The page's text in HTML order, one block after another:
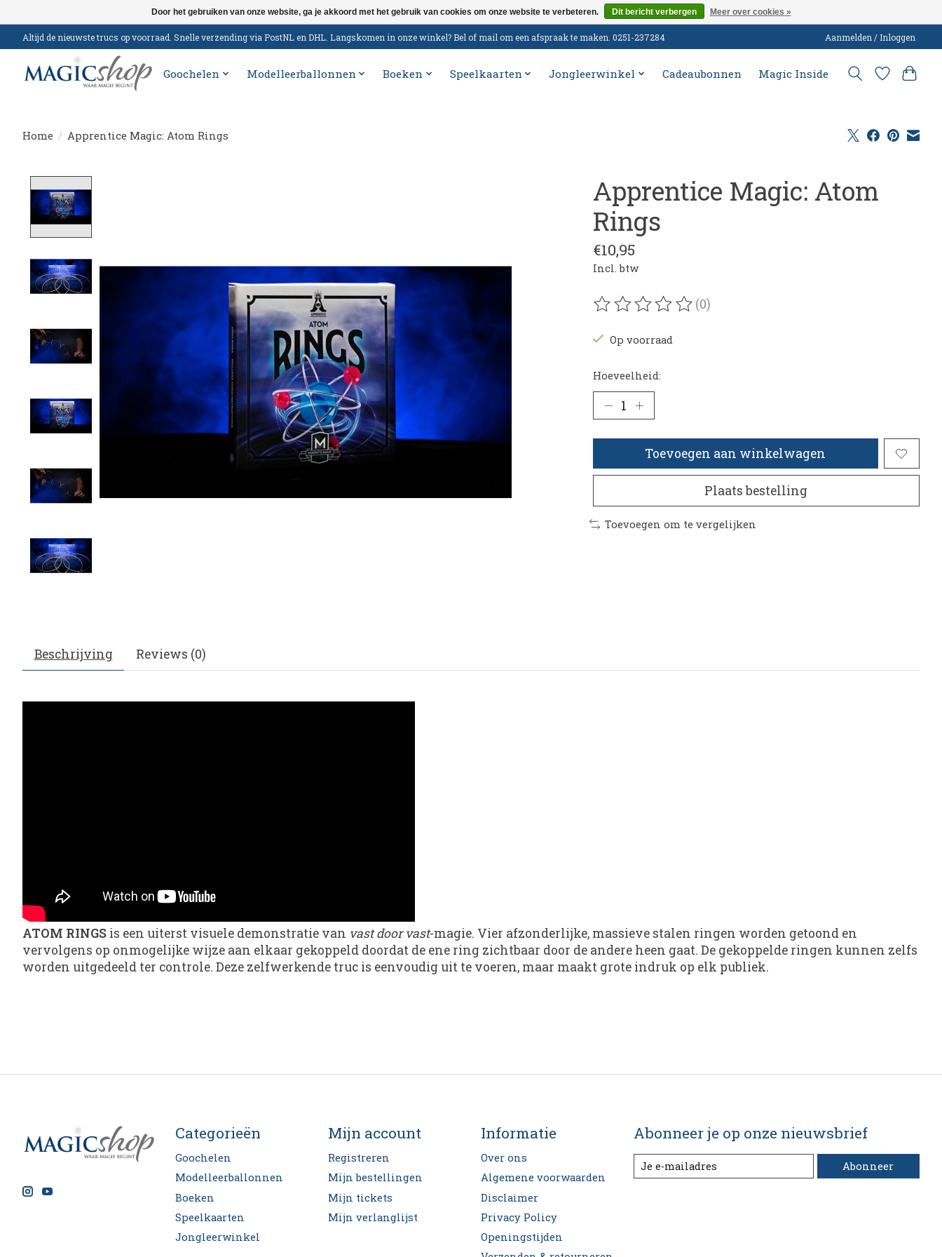
Altijd de nieuwste trucs op voorraad. Snelle verzending via PostNL en DHL. Langskomen in onze winkel? Bel of mail om een afspraak te maken. 0251-237284 Aanmelden / Inloggen
Goochelen Modelleerballonnen Boeken Speelkaarten Jongleerwinkel Cadeaubonnen Magic Inside
Home / Apprentice Magic: Atom Rings
Apprentice Magic: Atom
Rings
€10,95
Incl. btw
De beoordeling van dit product is
(0)
Op voorraad
Hoeveelheid:
Toevoegen aan winkelwagen
Plaats bestelling
Toevoegen om te vergelijken
Beschrijving Reviews (0)
ATOM RINGS is een uiterst visuele demonstratie van vast door vast-magie. Vier afzonderlijke, massieve stalen ringen worden getoond en
vervolgens op onmogelijke wijze aan elkaar gekoppeld doordat de ene ring zichtbaar door de andere heen gaat. De gekoppelde ringen kunnen zelfs
worden uitgedeeld ter controle. Deze zelfwerkende truc is eenvoudig uit te voeren, maar maakt grote indruk op elk publiek.
Categorieën
Goochelen
Modelleerballonnen
Boeken
Speelkaarten
Jongleerwinkel
Mijn account
Registreren
Mijn bestellingen
Mijn tickets
Mijn verlanglijst
Informatie
Over ons
Algemene voorwaarden
Disclaimer
Privacy Policy
Openingstijden
Abonneer je op onze nieuwsbrief
Abonneer
Door het gebruiken van onze website, ga je akkoord met het gebruik van cookies om onze website te verbeteren. Dit bericht verbergen Meer over cookies »